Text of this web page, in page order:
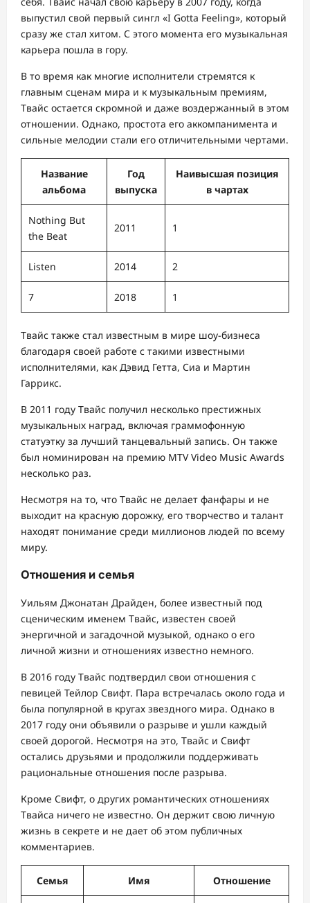
выпустил свой первый сингл «I Gotta Feeling», который
сразу же стал хитом. С этого момента его музыкальная
карьера пошла в гору.
В то время как многие исполнители стремятся к
главным сценам мира и к музыкальным премиям,
Твайс остается скромной и даже воздержанный в этом
отношении. Однако, простота его аккомпанимента и
сильные мелодии стали его отличительными чертами.
Название
альбома
Год
выпуска
Наивысшая позиция
в чартах
Nothing But
the Beat
2011 1
Listen 2014 2
7 2018 1
Твайс также стал известным в мире шоу-бизнеса
благодаря своей работе с такими известными
исполнителями, как Дэвид Гетта, Сиа и Мартин
Гаррикс.
В 2011 году Твайс получил несколько престижных
музыкальных наград, включая граммофонную
статуэтку за лучший танцевальный запись. Он также
был номинирован на премию MTV Video Music Awards
несколько раз.
Несмотря на то, что Твайс не делает фанфары и не
выходит на красную дорожку, его творчество и талант
находят понимание среди миллионов людей по всему
миру.
Отношения и семья
Уильям Джонатан Драйден, более известный под
сценическим именем Твайс, известен своей
энергичной и загадочной музыкой, однако о его
личной жизни и отношениях известно немного.
В 2016 году Твайс подтвердил свои отношения с
певицей Тейлор Свифт. Пара встречалась около года и
была популярной в кругах звездного мира. Однако в
2017 году они объявили о разрыве и ушли каждый
своей дорогой. Несмотря на это, Твайс и Свифт
остались друзьями и продолжили поддерживать
рациональные отношения после разрыва.
Кроме Свифт, о других романтических отношениях
Твайса ничего не известно. Он держит свою личную
жизнь в секрете и не дает об этом публичных
комментариев.
Семья Имя Отношение